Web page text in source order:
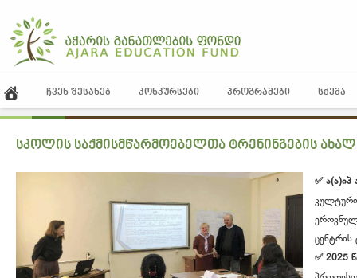
ᲩᲕᲔᲜ ᲨᲔᲡᲐᲮᲔᲑ ᲙᲝᲜᲙᲣᲠᲡᲔᲑᲘ ᲞᲠᲝᲒᲠᲐᲛᲔᲑᲘ ᲡᲥᲔᲛᲐ
სკოლის საქმისმწარმოებელთა ტრენინგების
✅
ცენტრის
✅ 2025